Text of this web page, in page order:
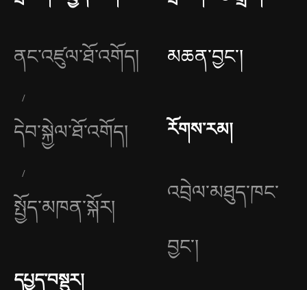
ནང་འཛུལ་ཐོ་འགོད།
དེབ་སྐྱེལ་ཐོ་འགོད།
སྤྱོད་མཁན་སྐོར།
དཔྱད་བསྡུར།
མཆན་བྱང༌།
རོགས་རམ།
འབྲེལ་མཐུད་ཁང་
བྱང༌།